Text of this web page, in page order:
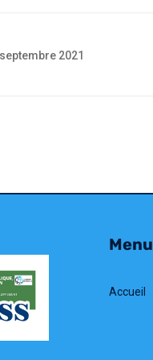
2021
Menu
Accueil